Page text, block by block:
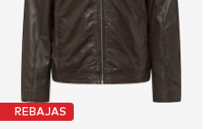
REBAJAS